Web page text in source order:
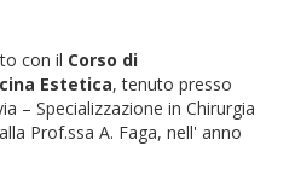
con il Corso di
Estetica, tenuto presso
– Specializzazione in Chirurgia
Prof.ssa A. Faga, nell' anno